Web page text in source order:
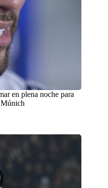
en plena noche para